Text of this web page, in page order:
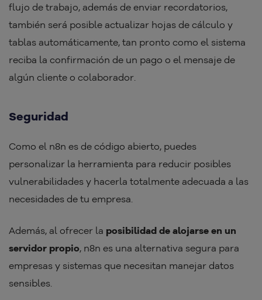
flujo de trabajo, además de enviar recordatorios,
también será posible actualizar hojas de cálculo y
tablas automáticamente, tan pronto como el sistema
reciba la confirmación de un pago o el mensaje de
algún cliente o colaborador.
Seguridad
Como el n8n es de código abierto, puedes
personalizar la herramienta para reducir posibles
vulnerabilidades y hacerla totalmente adecuada a las
necesidades de tu empresa.
Además, al ofrecer la posibilidad de alojarse en un
servidor propio, n8n es una alternativa segura para
empresas y sistemas que necesitan manejar datos
sensibles.